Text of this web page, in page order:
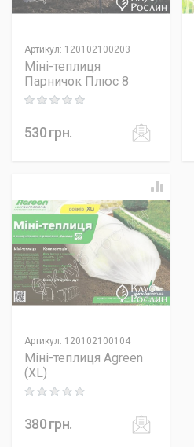
Артикул: 120102100203
Міні-теплиця
Парничок Плюс 8
Rating: 0 out of 5
530грн.
Артикул: 120102100104
Міні-теплиця Agreen
(ХL)
Rating: 0 out of 5
380грн.